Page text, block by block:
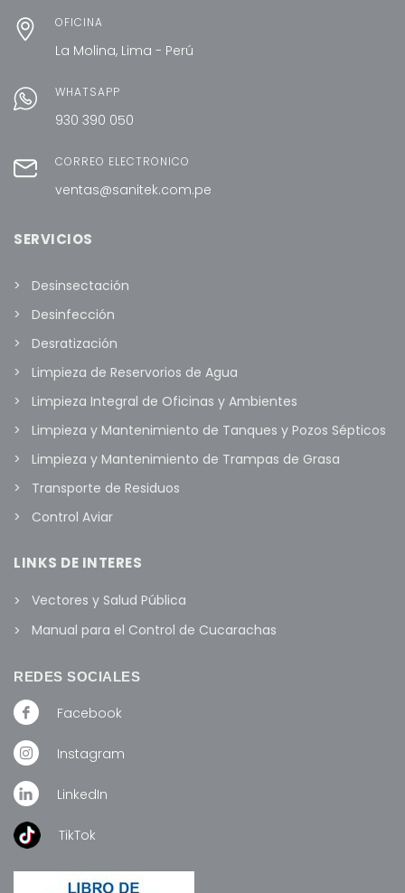
OFICINA
La Molina, Lima - Perú
WHATSAPP
930 390 050
CORREO ELECTRÓNICO
ventas@sanitek.com.pe
SERVICIOS
Desinsectación
Desinfección
Desratización
Limpieza de Reservorios de Agua
Limpieza Integral de Oficinas y Ambientes
Limpieza y Mantenimiento de Tanques y Pozos Sépticos
Limpieza y Mantenimiento de Trampas de Grasa
Transporte de Residuos
Control Aviar
LINKS DE INTERES
Vectores y Salud Pública
Manual para el Control de Cucarachas
REDES SOCIALES
Facebook
Instagram
LinkedIn
TikTok